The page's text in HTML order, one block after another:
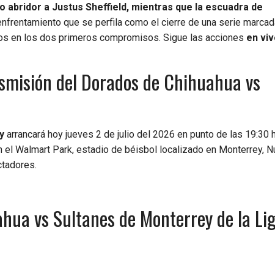
abridor a Justus Sheffield, mientras que la escuadra de
que se perfila como el cierre de una serie
en los dos primeros compromisos. Sigue las acciones en
del Dorados de Chihuahua vs
arrancará hoy jueves 2 de julio del 2026 en punto de las 19:30
Walmart Park, estadio de béisbol localizado en Monterrey,
vs Sultanes de Monterrey de la